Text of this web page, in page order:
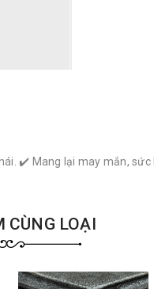
✔️ Mang lại may mắn,
CÙNG LOẠI